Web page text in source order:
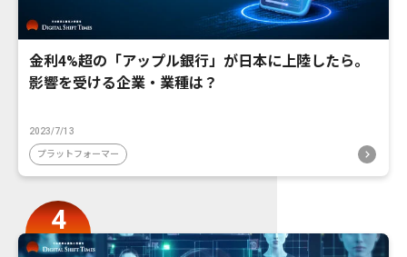
金利4%超の「アップル銀行」が日本に上陸したら。
影響を受ける企業・業種は？
2023/7/13
プラットフォーマー